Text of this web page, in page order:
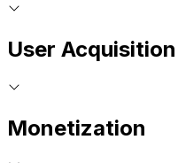
User Acquisition
Monetization